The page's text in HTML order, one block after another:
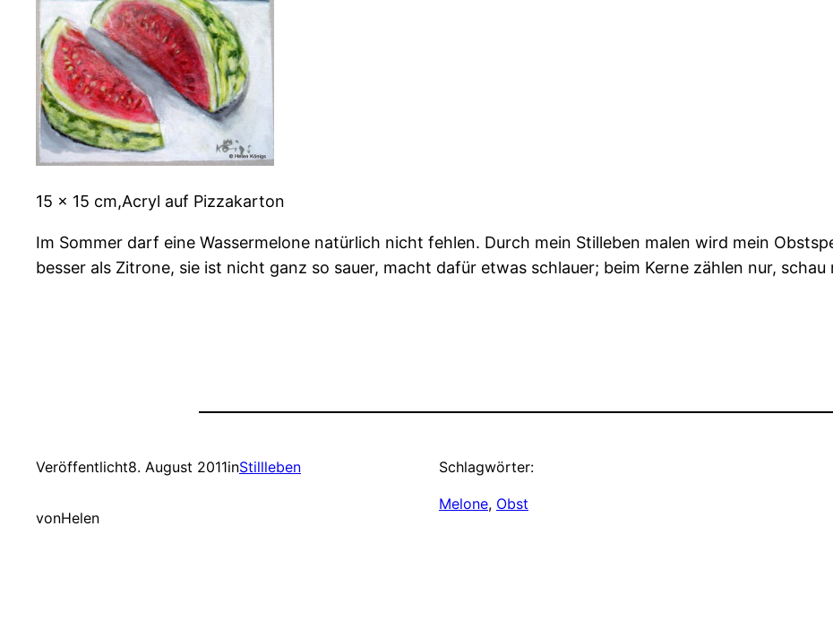
15 x 15 cm,Acryl auf Pizzakarton
Im Sommer darf eine Wassermelone natürlich nicht fehlen. Durch mein Stilleben malen wird mein
besser als Zitrone, sie ist nicht ganz so sauer, macht dafür etwas schlauer; beim Kerne zählen nur, schau
Veröffentlicht8. August 2011inStillleben
vonHelen
Schlagwörter:
Melone, Obst